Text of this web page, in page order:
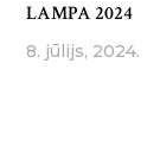
LAMPA 2024
8. jūlijs, 2024.